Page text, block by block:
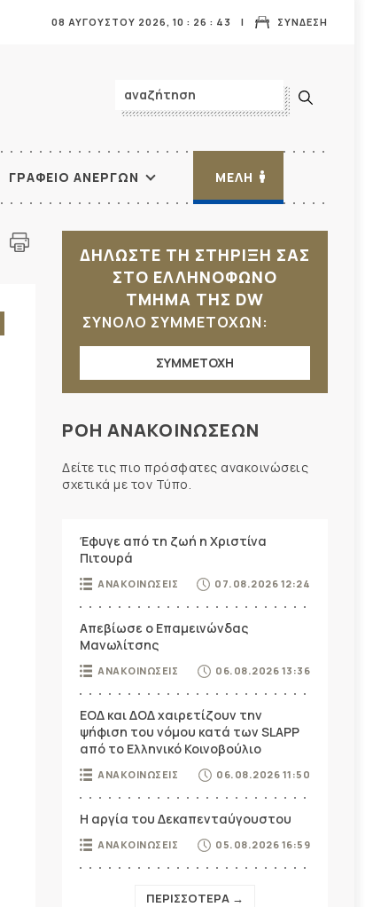
ΣΥΝΔΕΣΗ
08 ΑΥΓΟΥΣΤΟΥ 2026, 10 : 26 : 45
ΓΡΑΦΕΙΟ ΑΝΕΡΓΩΝ ΜΕΛΗ
ΔΗΛΩΣΤΕ ΤΗ ΣΤΗΡΙΞΗ ΣΑΣ
ΣΤΟ ΕΛΛΗΝΟΦΩΝΟ
ΤΜΗΜΑ ΤΗΣ DW
ΣΥΝΟΛΟ ΣΥΜΜΕΤΟΧΩΝ:
ΣΥΜΜΕΤΟΧΗ
ΡΟΗ ΑΝΑΚΟΙΝΩΣΕΩΝ
Δείτε τις πιο πρόσφατες ανακοινώσεις
σχετικά με τον Τύπο.
Έφυγε από τη ζωή η Χριστίνα
Πιτουρά
ΑΝΑΚΟΙΝΩΣΕΙΣ 07.08.2026 12:24
Απεβίωσε ο Επαμεινώνδας
Μανωλίτσης
ΑΝΑΚΟΙΝΩΣΕΙΣ 06.08.2026 13:36
ΕΟΔ και ΔΟΔ χαιρετίζουν την
ψήφιση του νόμου κατά των SLAPP
από το Ελληνικό Κοινοβούλιο
ΑΝΑΚΟΙΝΩΣΕΙΣ 06.08.2026 11:50
Η αργία του Δεκαπενταύγουστου
ΑΝΑΚΟΙΝΩΣΕΙΣ 05.08.2026 16:59
ΠΕΡΙΣΣΟΤΕΡΑ →